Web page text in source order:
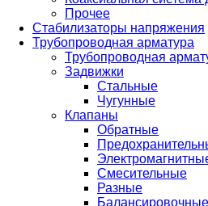
Прочее
Стабилизаторы напряжения
Трубопроводная арматура
Трубопроводная
Задвижки
Стальные
Чугунные
Клапаны
Обратные
Смесительные
Разные
Балансировочные